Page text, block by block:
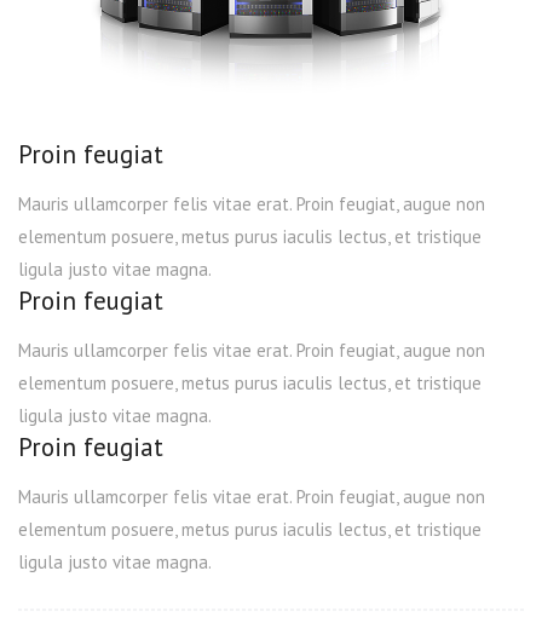
Proin feugiat
Mauris ullamcorper felis vitae erat. Proin feugiat, augue non
elementum posuere, metus purus iaculis lectus, et tristique
ligula justo vitae magna.
Proin feugiat
Mauris ullamcorper felis vitae erat. Proin feugiat, augue non
elementum posuere, metus purus iaculis lectus, et tristique
ligula justo vitae magna.
Proin feugiat
Mauris ullamcorper felis vitae erat. Proin feugiat, augue non
elementum posuere, metus purus iaculis lectus, et tristique
ligula justo vitae magna.